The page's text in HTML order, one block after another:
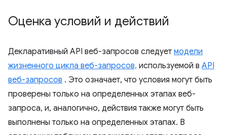
Оценка условий и действий
Декларативный API веб-запросов следует модели
жизненного цикла веб-запросов, используемой в API
веб-запросов . Это означает, что условия могут быть
проверены только на определенных этапах веб-
запроса, и, аналогично, действия также могут быть
выполнены только на определенных этапах. В